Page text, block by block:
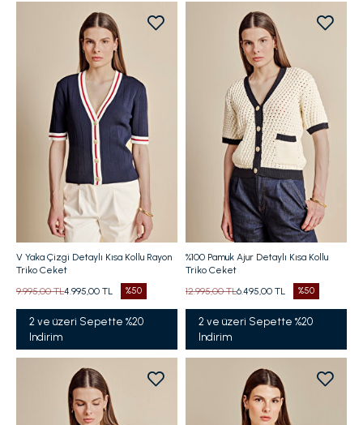
V Yaka Çizgi Detaylı Kısa Kollu Rayon
Triko Ceket
9.995,00 TL4.995,00 TL %50
2 ve üzeri Sepette %20
Indirim
%100 Pamuk Ajur Detaylı Kısa Kollu
Triko Ceket
12.995,00 TL6.495,00 TL %50
2 ve üzeri Sepette %20
Indirim